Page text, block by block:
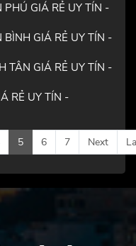
PHÚ GIÁ RẺ UY TÍN -
BÌNH GIÁ RẺ UY TÍN -
TÂN GIÁ RẺ UY TÍN -
RẺ UY TÍN -
5 6 7 Next